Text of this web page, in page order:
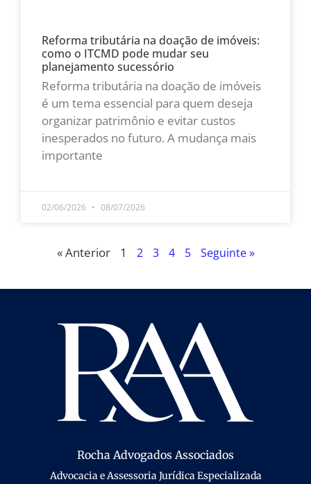
Reforma tributária na doação de imóveis:
como o ITCMD pode mudar seu
planejamento sucessório
Reforma tributária na doação de imóveis
é um tema essencial para quem deseja
organizar patrimônio e evitar custos
inesperados no futuro. A mudança mais
importante
02/06/2026 08/07/2026
« Anterior 1 2 3 4 5 Seguinte »
Rocha Advogados Associados
Advocacia e Assessoria Jurídica Especializada